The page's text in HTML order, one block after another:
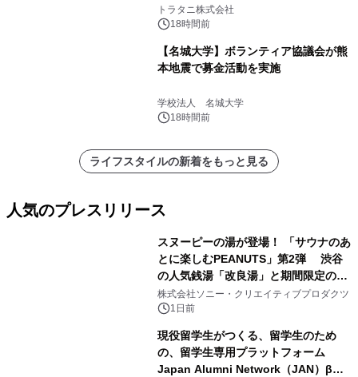
説
トラタニ株式会社
18時間前
【名城大学】ボランティア協議会が熊
本地震で募金活動を実施
学校法人 名城大学
18時間前
ライフスタイルの新着をもっと見る
人気のプレスリリース
スヌーピーの湯が登場！ 「サウナのあ
とに楽しむPEANUTS」第2弾 渋谷
の人気銭湯「改良湯」と期間限定のコ
ラボレーション サウナイキタイコラ
ボグッズも発売決定！
株式会社ソニー・クリエイティブプロダクツ
1日前
現役留学生がつくる、留学生のため
の、留学生専用プラットフォーム
Japan Alumni Network（JAN）β版